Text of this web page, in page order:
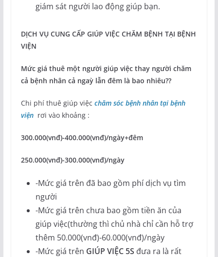
giám sát người lao động giúp bạn.
DỊCH VỤ CUNG CẤP GIÚP VIỆC CHĂM BỆNH TẠI BỆNH
VIỆN
Mức giá thuê một người giúp việc thay người chăm
cả bệnh nhân cả ngaỳ lẫn đêm là bao nhiêu??
Chi phí thuê giúp việc chăm sóc bệnh nhân tại bệnh
việnrơi vào khoảng :
300.000(vnđ)-400.000(vnđ)/ngày+đêm
250.000(vnđ)-300.000(vnđ)/ngày
-Mức giá trên đã bao gồm phí dịch vụ tìm
người
-Mức giá trên chưa bao gồm tiền ăn của
giúp việc(thường thì chủ nhà chỉ cần hỗ trợ
thêm 50.000(vnđ)-60.000(vnđ)/ngày
-Mức giá trên GIÚP VIỆC 5S đưa ra là rất